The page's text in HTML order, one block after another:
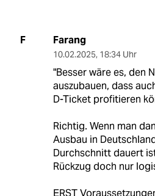
F Farang
10.02.2025, 18:34 Uhr
"Besser wäre es, den
auszubauen, dass
D-Ticket profitieren
Richtig. Wenn man
Ausbau in
Durchschnitt dauert
Rückzug doch nur
ERST